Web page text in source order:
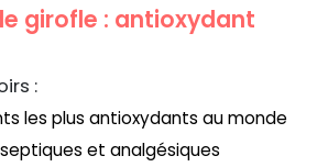
girofle : antioxydant
:
les plus antioxydants au monde
et analgésiques